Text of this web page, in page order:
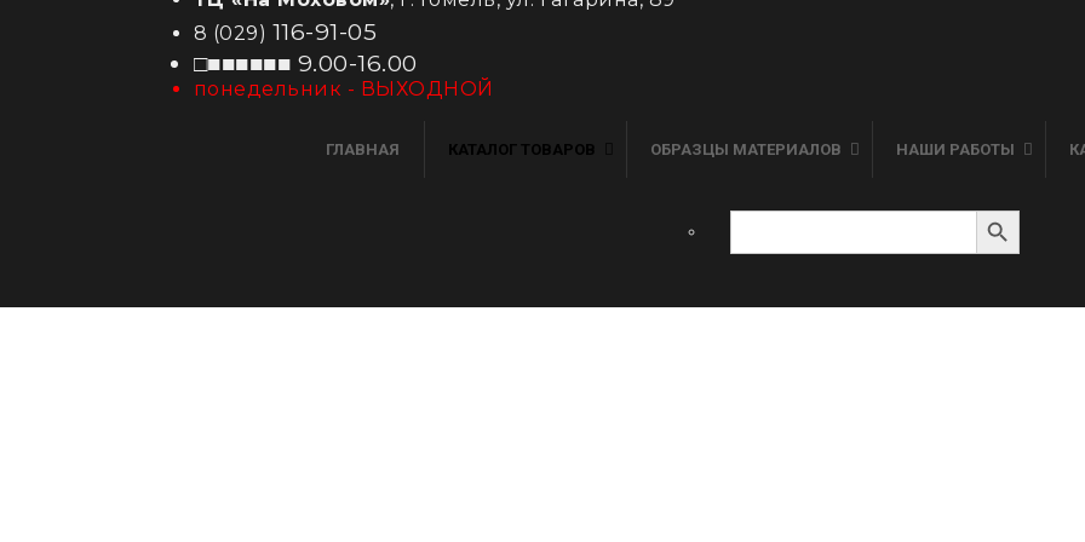
8 (029) 116-91-05
□■■■■■■ 9.00-16.00
понедельник - ВЫХОДНОЙ
ГЛАВНАЯ КАТАЛОГ ТОВАРОВ ОБРАЗЦЫ МАТЕРИАЛОВ НАШИ РАБОТЫ
Search
Search Button